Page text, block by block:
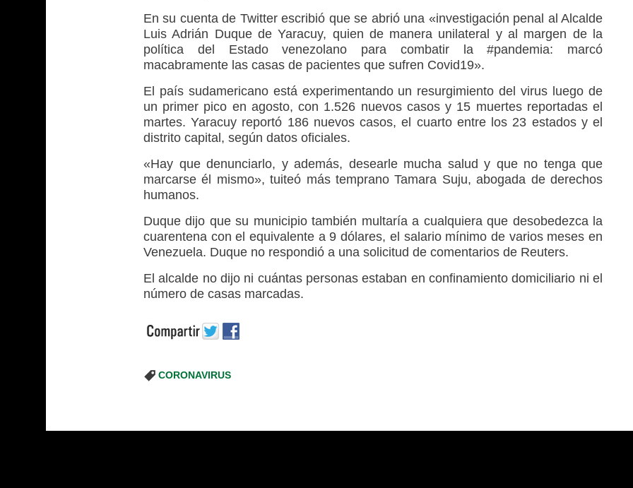
En su cuenta de Twitter escribió que se abrió una «investigación penal al Alcalde
Luis Adrián Duque de Yaracuy, quien de manera unilateral y al margen de la
política del Estado venezolano para combatir la #pandemia: marcó
macabramente las casas de pacientes que sufren Covid19».
El país sudamericano está experimentando un resurgimiento del virus luego de
un primer pico en agosto, con 1.526 nuevos casos y 15 muertes reportadas el
martes. Yaracuy reportó 186 nuevos casos, el cuarto entre los 23 estados y el
distrito capital, según datos oficiales.
«Hay que denunciarlo, y además, desearle mucha salud y que no tenga que
marcarse él mismo», tuiteó más temprano Tamara Suju, abogada de derechos
humanos.
Duque dijo que su municipio también multaría a cualquiera que desobedezca la
cuarentena con el equivalente a 9 dólares, el salario mínimo de varios meses en
Venezuela. Duque no respondió a una solicitud de comentarios de Reuters.
El alcalde no dijo ni cuántas personas estaban en confinamiento domiciliario ni el
número de casas marcadas.
CORONAVIRUS